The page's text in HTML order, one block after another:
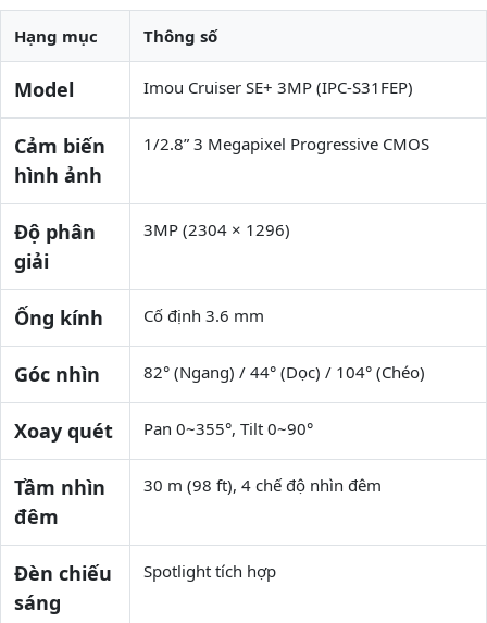
Hạng mục Thông số
Model Imou Cruiser SE+ 3MP (IPC-S31FEP)
Cảm biến
hình ảnh
1/2.8” 3 Megapixel Progressive CMOS
Độ phân
giải
3MP (2304 × 1296)
Ống kính Cố định 3.6 mm
Góc nhìn 82° (Ngang) / 44° (Dọc) / 104° (Chéo)
Xoay quét Pan 0~355°, Tilt 0~90°
Tầm nhìn
đêm
30 m (98 ft), 4 chế độ nhìn đêm
Đèn chiếu
sáng
Spotlight tích hợp